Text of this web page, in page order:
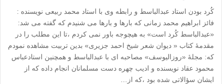
کُرد بودن استاد عبدالباسط و رابطه وی با استاد محمد ربیعی نویسنده :
فائز ابراهیم محمد زمانی که بارها و بارها می شنیدم که گفته می شد:
«عبدالباسط کُرد است» به هیچوجه باور نمی کردم ،تا این مطلب را در
مقدمۀ کتاب « دیوان شعر شیخ احمد جزیری» بدین تربیت مشاهده نمودم
که: مجلۀ «روزالیوسف» مصاحبه ای با عبدالباسط و همچنین استادعباس
محمود عقاد نویسنده و ادیب چهره دست مسلمانان انجام داده که از
ایشان سؤالاتی شده بود ،که از…